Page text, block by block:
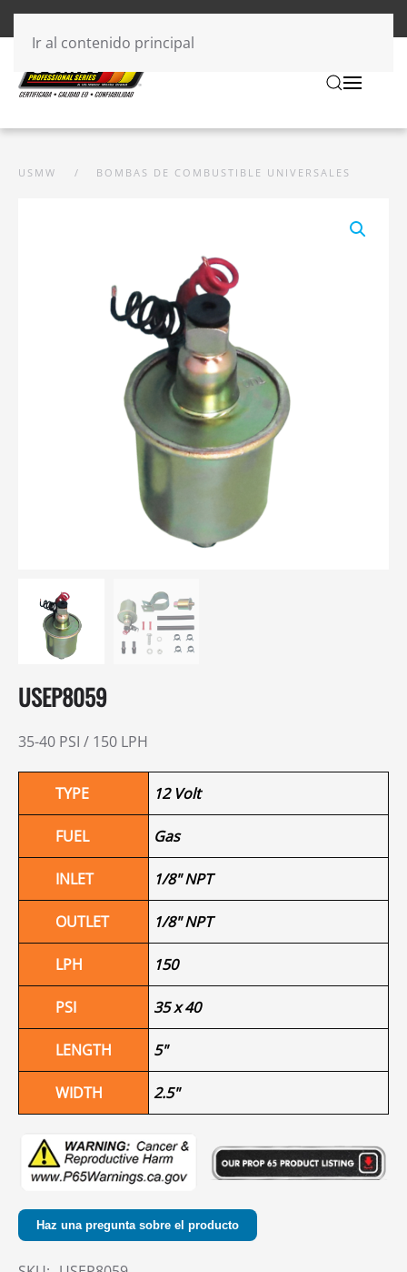
Ir al contenido principal
USMW BOMBAS DE COMBUSTIBLE UNIVERSALES
USEP8059
35-40 PSI / 150 LPH
TYPE 12 Volt
FUEL Gas
INLET 1/8" NPT
OUTLET 1/8" NPT
LPH 150
PSI 35 x 40
LENGTH 5"
WIDTH 2.5"
Haz una pregunta sobre el producto